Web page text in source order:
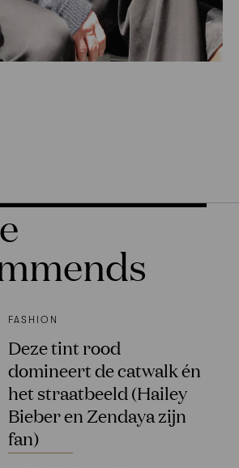
FASHION
Deze tint rood
domineert de catwalk én
het straatbeeld (Hailey
Bieber en Zendaya zijn
fan)